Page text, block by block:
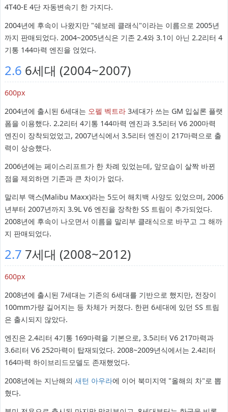
4T40-E 4단 자동변속기 한 가지다.
2004년에 후속이 나왔지만 "쉐보레 클래식"이라는 이름으로 2005년
까지 판매되었다. 2004~2005년식은 기존 2.4와 3.1이 아닌 2.2리터 4
기통 144마력 엔진을 얹었다.
2.6 6세대 (2004~2007)
600px
2004년에 출시된 6세대는 오펠 벡트라3세대가 쓰는 GM 입실론 플랫
폼을 이용했다. 2.2리터 4기통 144마력 엔진과 3.5리터 V6 200마력
엔진이 장착되었었고, 2007년식에서 3.5리터 엔진이 217마력으로 출
력이 상승했다.
2006년에는 페이스리프트가 한 차례 있었는데, 앞모습이 살짝 바뀐
점을 제외하면 기존과 큰 차이가 없다.
말리부 맥스(Malibu Maxx)라는 5도어 해치백 사양도 있었으며, 2006
년부터 2007년까지 3.9L V6 엔진을 장착한 SS 트림이 추가되었다.
2008년에 후속이 나오면서 이름을 말리부 클래식으로 바꾸고 그 해까
지 판매되었다.
2.7 7세대 (2008~2012)
600px
2008년에 출시된 7세대는 기존의 6세대를 기반으로 했지만, 전장이
100mm가량 길어지는 등 차체가 커졌다. 한편 6세대에 있던 SS 트림
은 출시되지 않았다.
엔진은 2.4리터 4기통 169마력을 기본으로, 3.5리터 V6 217마력과
3.6리터 V6 252마력이 탑재되었다. 2008~2009년식에서는 2.4리터
164마력 하이브리드모델도 존재했었다.
2008년에는 지난해의 새턴 아우라에 이어 북미지역 "올해의 차"로 뽑
혔다.